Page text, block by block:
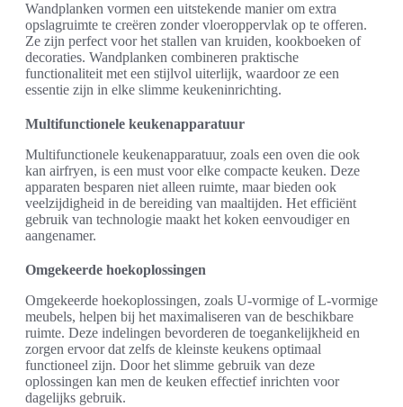
Wandplanken vormen een uitstekende manier om extra
opslagruimte te creëren zonder vloeroppervlak op te offeren.
Ze zijn perfect voor het stallen van kruiden, kookboeken of
decoraties. Wandplanken combineren praktische
functionaliteit met een stijlvol uiterlijk, waardoor ze een
essentie zijn in elke slimme keukeninrichting.
Multifunctionele keukenapparatuur
Multifunctionele keukenapparatuur, zoals een oven die ook
kan airfryen, is een must voor elke compacte keuken. Deze
apparaten besparen niet alleen ruimte, maar bieden ook
veelzijdigheid in de bereiding van maaltijden. Het efficiënt
gebruik van technologie maakt het koken eenvoudiger en
aangenamer.
Omgekeerde hoekoplossingen
Omgekeerde hoekoplossingen, zoals U-vormige of L-vormige
meubels, helpen bij het maximaliseren van de beschikbare
ruimte. Deze indelingen bevorderen de toegankelijkheid en
zorgen ervoor dat zelfs de kleinste keukens optimaal
functioneel zijn. Door het slimme gebruik van deze
oplossingen kan men de keuken effectief inrichten voor
dagelijks gebruik.